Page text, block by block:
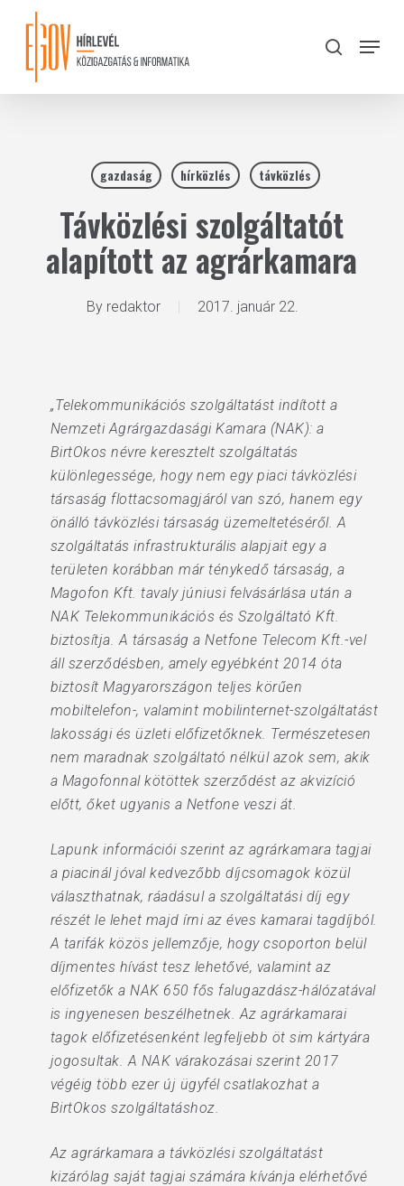
content
search
Menu
gazdaság hírközlés távközlés
Távközlési szolgáltatót
alapított az agrárkamara
By redaktor 2017. január 22.
„Telekommunikációs szolgáltatást indított a
Nemzeti Agrárgazdasági Kamara (NAK): a
BirtOkos névre keresztelt szolgáltatás
különlegessége, hogy nem egy piaci távközlési
társaság flottacsomagjáról van szó, hanem egy
önálló távközlési társaság üzemeltetéséről. A
szolgáltatás infrastrukturális alapjait egy a
területen korábban már ténykedő társaság, a
Magofon Kft. tavaly júniusi felvásárlása után a
NAK Telekommunikációs és Szolgáltató Kft.
biztosítja. A társaság a Netfone Telecom Kft.-vel
áll szerződésben, amely egyébként 2014 óta
biztosít Magyarországon teljes körűen
mobiltelefon-, valamint mobilinternet-szolgáltatást
lakossági és üzleti előfizetőknek. Természetesen
nem maradnak szolgáltató nélkül azok sem, akik
a Magofonnal kötöttek szerződést az akvizíció
előtt, őket ugyanis a Netfone veszi át.
Lapunk információi szerint az agrárkamara tagjai
a piacinál jóval kedvezőbb díjcsomagok közül
választhatnak, ráadásul a szolgáltatási díj egy
részét le lehet majd írni az éves kamarai tagdíjból.
A tarifák közös jellemzője, hogy csoporton belül
díjmentes hívást tesz lehetővé, valamint az
előfizetők a NAK 650 fős falugazdász-hálózatával
is ingyenesen beszélhetnek. Az agrárkamarai
tagok előfizetésenként legfeljebb öt sim kártyára
jogosultak. A NAK várakozásai szerint 2017
végéig több ezer új ügyfél csatlakozhat a
BirtOkos szolgáltatáshoz.
Az agrárkamara a távközlési szolgáltatást
kizárólag saját tagjai számára kívánja elérhetővé
Close